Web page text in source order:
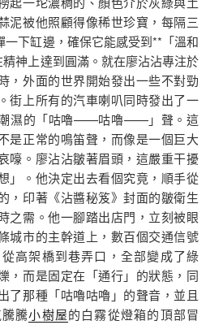
泥被他照顧得像稀世珍寶，每隔三
一下缸邊，確保它能感受到**「溫和
神上達到圓滿。就在廖沾沾專注於
，外面的世界開始發出一些不對勁
街上所有的汽車喇叭同時發出了一
潮濕的「咕嚕——咕嚕——」聲。這
是正常的鳴笛聲，而像是一個巨大
嚎。廖沾沾皺著眉頭，這嚴重干擾
」。他決定出去看個究竟，順手從
，印著《沾醬秘笈》封面的皺衛生
之需。他一腳踏出店門，立刻被眼
城市的主幹道上，數百個交通信號
高架橋到巷弄口，全部變成了綠
，而是固定在「通行」的狀態，同
了那種「咕嚕咕嚕」的聲音，並且
騰小樹屋的白霧從燈箱的頂部冒